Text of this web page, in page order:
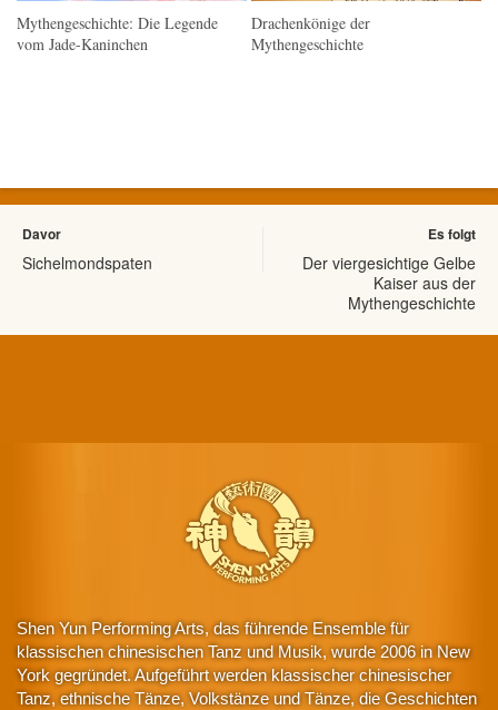
Mythengeschichte: Die Legende
vom Jade-Kaninchen
Drachenkönige der
Mythengeschichte
Davor
Sichelmondspaten
Es folgt
Der viergesichtige Gelbe
Kaiser aus der
Mythengeschichte
Shen Yun Performing Arts, das führende Ensemble für
klassischen chinesischen Tanz und Musik, wurde 2006 in New
York gegründet. Aufgeführt werden klassischer chinesischer
Tanz, ethnische Tänze, Volkstänze und Tänze, die Geschichten